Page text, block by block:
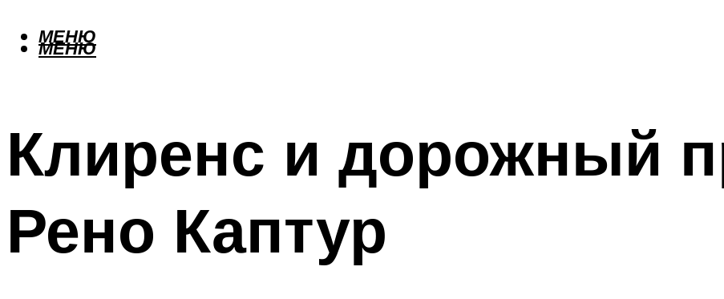
МЕНЮ
МЕНЮ
Клиренс и дорожный
Рено Каптур